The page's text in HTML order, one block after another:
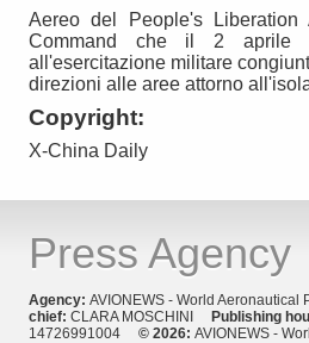
Aereo del People's Liberation
Command che il 2 aprile
all'esercitazione militare
direzioni alle aree attorno
Copyright:
X-China Daily
Press Agency
Agency: AVIONEWS - World
chief: CLARA MOSCHINI Publishing
14726991004 © 2026: AVIONEWS -